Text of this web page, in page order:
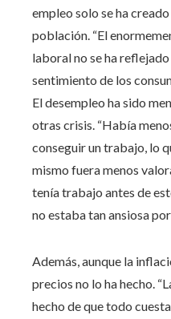
empleo solo se ha
población. “El
laboral no se ha
sentimiento de los
El desempleo ha sido
otras crisis. “Había
conseguir un trabajo, lo
mismo fuera menos
tenía trabajo antes de
no estaba tan ansiosa
Además, aunque la
precios no lo ha hecho.
hecho de que todo